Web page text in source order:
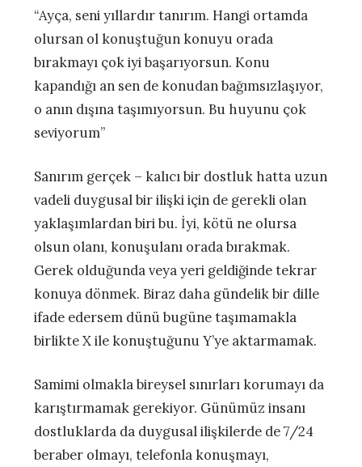
“Ayça, seni yıllardır tanırım. Hangi ortamda
olursan ol konuştuğun konuyu orada
bırakmayı çok iyi başarıyorsun. Konu
kapandığı an sen de konudan bağımsızlaşıyor,
o anın dışına taşımıyorsun. Bu huyunu çok
seviyorum”
Sanırım gerçek – kalıcı bir dostluk hatta uzun
vadeli duygusal bir ilişki için de gerekli olan
yaklaşımlardan biri bu. İyi, kötü ne olursa
olsun olanı, konuşulanı orada bırakmak.
Gerek olduğunda veya yeri geldiğinde tekrar
konuya dönmek. Biraz daha gündelik bir dille
ifade edersem dünü bugüne taşımamakla
birlikte X ile konuştuğunu Y’ye aktarmamak.
Samimi olmakla bireysel sınırları korumayı da
karıştırmamak gerekiyor. Günümüz insanı
dostluklarda da duygusal ilişkilerde de 7/24
beraber olmayı, telefonla konuşmayı,